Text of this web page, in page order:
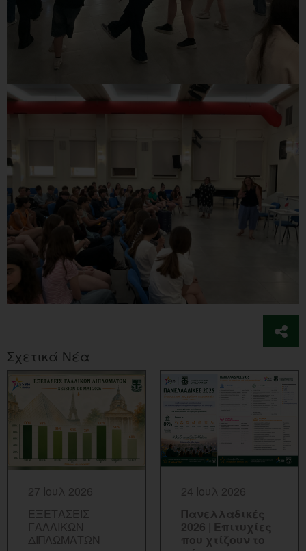
Σχετικά Νέα
27 Ιουλ 2026
ΕΞΕΤΑΣΕΙΣ
ΓΑΛΛΙΚΩΝ
ΔΙΠΛΩΜΑΤΩΝ
24 Ιουλ 2026
Πανελλαδικές
2026 | Επιτυχίες
που χτίζουν το